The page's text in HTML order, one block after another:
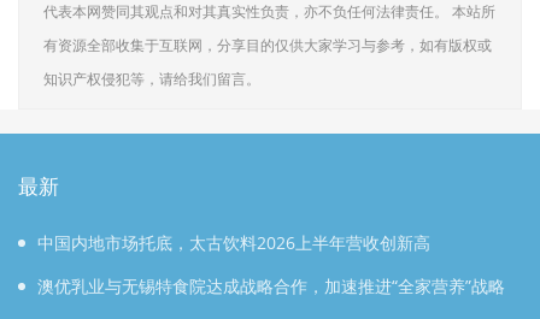
代表本网赞同其观点和对其真实性负责，亦不负任何法律责任。 本站所
有资源全部收集于互联网，分享目的仅供大家学习与参考，如有版权或
知识产权侵犯等，请给我们留言。
最新
中国内地市场托底，太古饮料2026上半年营收创新高
澳优乳业与无锡特食院达成战略合作，加速推进“全家营养”战略